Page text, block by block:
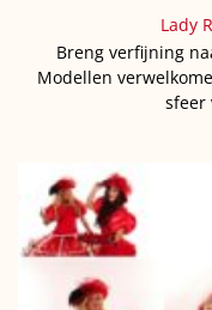
Lady
Breng verfijning
Modellen
sfeer